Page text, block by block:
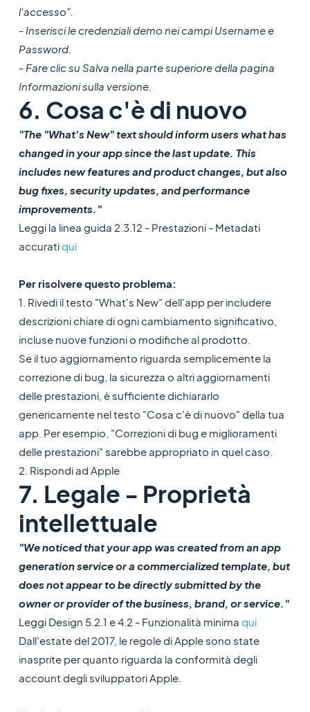
l'accesso".
- Inserisci le credenziali demo nei campi Username e
Password.
- Fare clic su Salva nella parte superiore della pagina
Informazioni sulla versione.
6. Cosa c'è di nuovo
"The "What's New" text should inform users what has
changed in your app since the last update. This
includes new features and product changes, but also
bug fixes, security updates, and performance
improvements."
Leggi la linea guida 2.3.12 - Prestazioni - Metadati
accuratiqui
Per risolvere questo problema:
1. Rivedi il testo "What's New" dell'app per includere
descrizioni chiare di ogni cambiamento significativo,
incluse nuove funzioni o modifiche al prodotto.
Se il tuo aggiornamento riguarda semplicemente la
correzione di bug, la sicurezza o altri aggiornamenti
delle prestazioni, è sufficiente dichiararlo
genericamente nel testo "Cosa c'è di nuovo" della tua
app. Per esempio, "Correzioni di bug e miglioramenti
delle prestazioni" sarebbe appropriato in quel caso.
2. Rispondi ad Apple
7. Legale - Proprietà
intellettuale
"We noticed that your app was created from an app
generation service or a commercialized template, but
does not appear to be directly submitted by the
owner or provider of the business, brand, or service."
Leggi Design 5.2.1 e 4.2 - Funzionalità minima qui
Dall'estate del 2017, le regole di Apple sono state
inasprite per quanto riguarda la conformità degli
account degli sviluppatori Apple.